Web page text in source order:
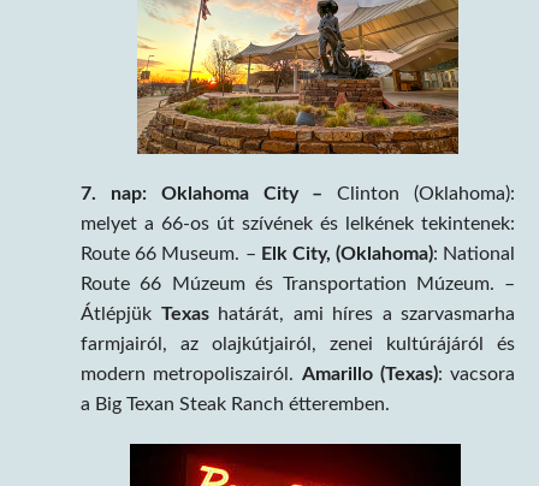
7. nap: Oklahoma City –Clinton (Oklahoma):
melyet a 66-os út szívének és lelkének tekintenek:
Route 66 Museum. – Elk City, (Oklahoma): National
Route 66 Múzeum és Transportation Múzeum. –
Átlépjük Texashatárát, ami híres a szarvasmarha
farmjairól, az olajkútjairól, zenei kultúrájáról és
modern metropoliszairól. Amarillo (Texas): vacsora
a Big Texan Steak Ranch étteremben.